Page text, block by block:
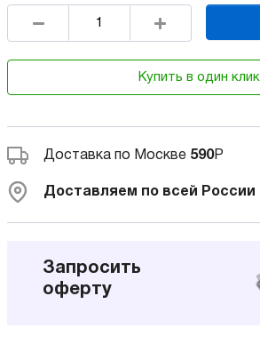
Купить в один клик
Доставка по Москве 590Р
Доставляем по всей России
Запросить
оферту